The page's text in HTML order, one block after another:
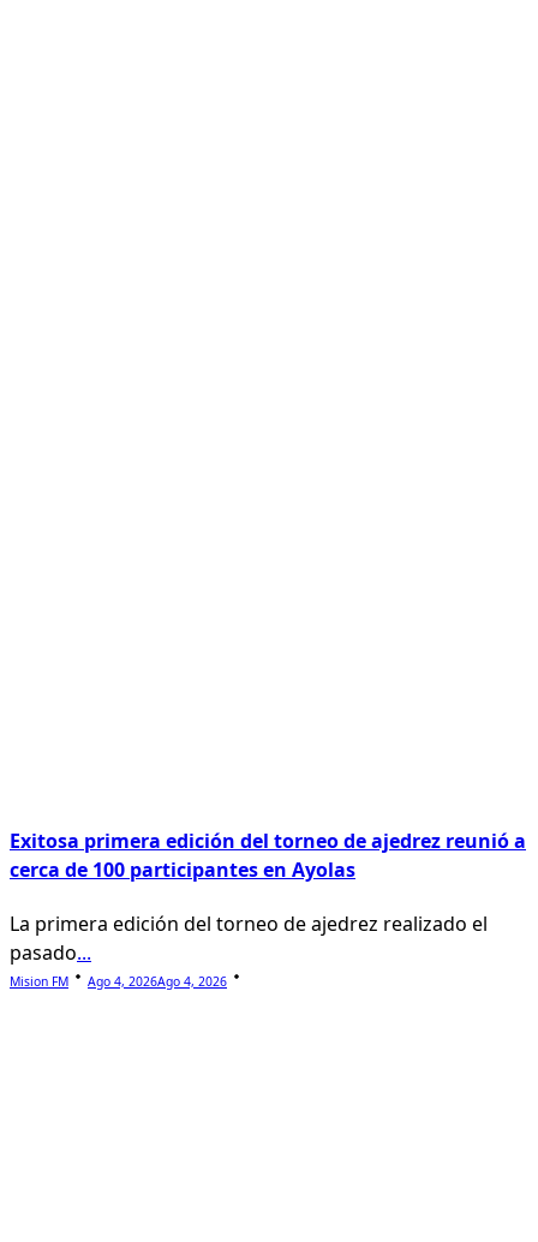
Exitosa primera edición del torneo de ajedrez reunió a
cerca de 100 participantes en Ayolas
La primera edición del torneo de ajedrez realizado el
pasado...
Mision FM Ago 4, 2026Ago 4, 2026